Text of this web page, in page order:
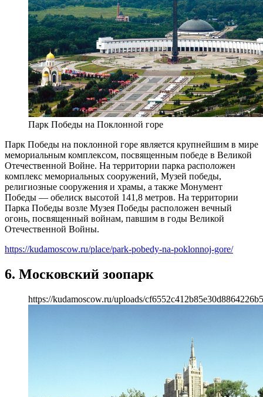
Парк Победы на Поклонной горе
Парк Победы на поклонной горе является крупнейшим в мире
мемориальным комплексом, посвященным победе в Великой
Отечественной Войне. На территории парка расположен
комплекс мемориальных сооружений, Музей победы,
религиозные сооружения и храмы, а также Монумент
Победы — обелиск высотой 141,8 метров. На территории
Парка Победы возле Музея Победы расположен вечный
огонь, посвященный войнам, павшим в годы Великой
Отечественной Войны.
https://kudamoscow.ru/place/park-pobedy-na-poklonnoj-gore/
6. Московский зоопарк
https://kudamoscow.ru/uploads/